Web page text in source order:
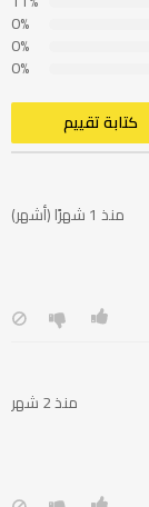
0%
0%
0%
كتابة تقييم
منذ 1 شهرًا (أشهر)
منذ 2 شهر